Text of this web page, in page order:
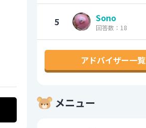
5 Sono
回答数：18
アドバイザー一覧
メニュー